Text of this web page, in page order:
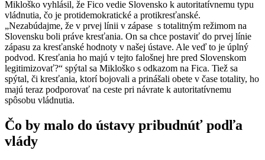
Mikloško vyhlásil, že Fico vedie Slovensko k autoritatívnemu typu
vládnutia, čo je protidemokratické a protikresťanské.
„Nezabúdajme, že v prvej línii v zápase s totalitným režimom na
Slovensku boli práve kresťania. On sa chce postaviť do prvej línie
zápasu za kresťanské hodnoty v našej ústave. Ale veď to je úplný
podvod. Kresťania ho majú v tejto falošnej hre pred Slovenskom
legitimizovať?“ spýtal sa Mikloško s odkazom na Fica. Tiež sa
spýtal, či kresťania, ktorí bojovali a prinášali obete v čase totality, ho
majú teraz podporovať na ceste pri návrate k autoritatívnemu
spôsobu vládnutia.
Čo by malo do ústavy pribudnúť podľa
vlády